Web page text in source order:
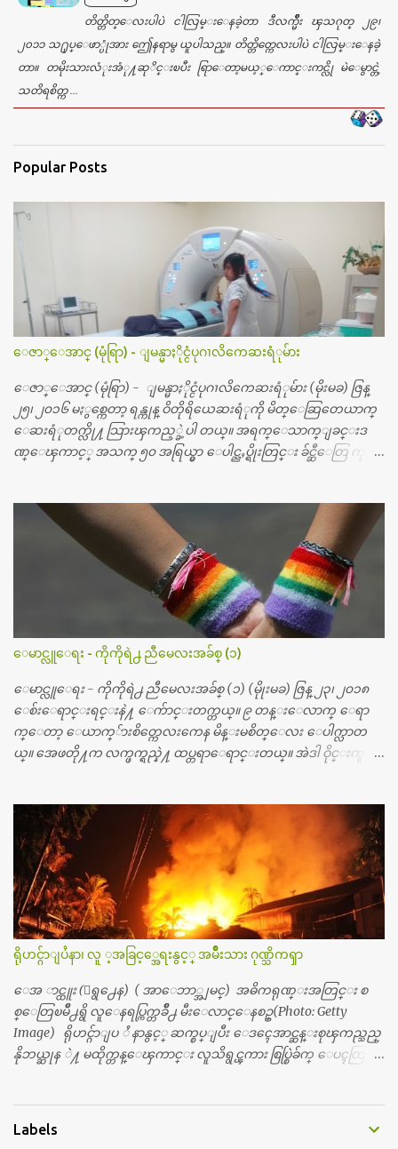
တိတ္တိတ္ေလးပါပဲ ငါလြမ္းေနခဲ့တာ ဒီလက္မ်ဳိး ၾသဂုတ္ ၂၉၊
၂၀၁၁ သ႐ုပ္ေဖာ္ပုံအား ဤေနရာမွ ယူပါသည္။ တိတ္တိတ္ကေလးပါပဲ ငါလြမ္းေနခဲ့
တာ။ တမိုးသားလံုးအံု႔ဆုိင္းၿပီး ရြာေတာ့မယ့္ေကာင္းကင္လို မဲေမွာင္တဲ့
သတိရစိတ္က ...
Popular Posts
ေဇာ္ေအာင္ (မုံရြာ) - ျမန္မာႏိုင္ငံပုဂၢလိကေဆးရံုမ်ား
ေဇာ္ေအာင္ (မုံရြာ) - ျမန္မာႏိုင္ငံပုဂၢလိကေဆးရံုမ်ား (မိုးမခ) ဇြန္
၂၅၊ ၂၀၁၆ မႏွစ္ကေတာ့ ရန္ကုန္ ဝိတိုရိယေဆးရံုကို မိတ္ေဆြတေယာက္
ေဆးရံုတက္လို႔ သြားၾကည့္ခဲ့ပါ တယ္။ အရက္ေသာက္ျခင္းဒ
ဏ္ေၾကာင့္ အသက္ ၅၀ အရြယ္မွာ ေပါင္ညႇပ္ရိုးတြင္း ခ်င္ဆီေတြ ကုန္ခ
စၿပီး၊ အာရွေတာ္ဝင္ခြဲစိတ္ခန္းကို ငွားရမ္းခြဲစိတ္ အရိုးအစားထိုးကုပါတ
ယ္။ ေဆးစစ္၊ေဆးဝယ္၊ ခြဲစိတ္ကု၊ အရိုးအစားထိုးပစၥည္း စတဲ့စရိ
တ္ေတြနဲ႔ေဆးရံုမွာ ၂ ပတ္ေနထိုင္စရိတ္ သိန္း ၇၀ ေလာက္ ကုန္သြား
ပါတယ္။ သူငယ္ခ်င္းျဖစ္သူကို လာေတြ႔ရင္း ဟိုတယ္လို သန္႔ရွင္းသ
ပ္ရပ္တဲ့ ဝိတိုရိယေဆးရံုမွာ စီတီစကင္ နဲ႔ အမ္အာအိုင္1 စက္ခန္းကိုေ
တြ႔လို႔ေမးၾကည့္ေတာ့ တခါစမ္းရင္ က်ပ္တသိန္းေက်ာ္ က်သင့္
တယ္သိရပါတယ္။ တခါတေလ ကိုယ္လက္ေျခ၊ ဦးေႏွာက္ေတြ အေသး
စိတ္ၾကည့္လိုရင္ ဒီစက္ၾကီးေတြနဲ႔ စမ္းသပ္ရပါတယ္။ ခႏၱာကိုယ္အစိတ္ပို
င္း ကလီစာေတြကိုၾကည့္ရႈတဲ့ အာလထရာေဆာင္း2 စက္ေတြ
ကေတာ့ ေစ်းသိပ္မႀကီးလို႔ ျမန္မာျပည္ေဆးရံုတိုင္းရွိပါတယ္။
တစ္ခါစမ္းရင္ က်ပ္တစ္ေသာင္းေလာက္ က်သင့္ပါတယ္။ စာေရးသူ လြ
န္ခဲ့တဲ့ (၂)...
ေမာင္လူေရး - ကိုကိုရဲ႕ ညီမေလးအခ်စ္ (၁)
ေမာင္လူေရး - ကိုကိုရဲ႕ ညီမေလးအခ်စ္ (၁) (မိုုးမခ) ဇြန္ ၂၃၊ ၂၀၁၈
ေစ်းေရာင္းရင္းနဲ႔ ေက်ာင္းတက္တယ္။ ၉ တန္းေလာက္ ေရာ
က္ေတာ့ ေယာက္်ားစိတ္ကေလးကေန မိန္းမစိတ္ေလး ေပါက္လာတ
ယ္။ အေဖတို႔က လက္ဖက္ရည္နဲ႔ ထပ္တရာေရာင္းတယ္။ အဲဒါ ဝိုင္းကူ
တယ္။ ပန္းပန္တယ္။ မိန္းကေလး အဝတ္အစားေတြကိုလည္း ခုိးဝတ္တ
ယ္။ မိန္းမစိတ္ရွိေတာ့ ရွိေပမယ့္ ကိုယ့္ကိုယ္ကို မိန္းမစိတ္ေပါက္မွန္း
သိတာက ၉ တန္း၊ ၁၀ တန္းေလာက္ကမွ။ ညီအစ္ကို ေမာင္နွမ အားလံုး ၆
ေယာက္ရွိတယ္။ အစ္ကို ၃ ေယာက္၊ အစ္မ ႏွစ္ေယာက္။ အစ္ကိုေတြက
လည္း သူ႔ အေပါင္းအသင္းနဲ႔ သူဆိုေတာ့ အမေတြနဲ႔ဘဲ ေပါ
င္းတယ္။ ျပီးေတာ့ အေဖကလည္း ေယာက္်ားဆုိ ေယာ
က္်ားေလးလုိဘဲ ေနေစခ်င္တယ္။ အေဖ့ကို ေၾကာက္လည္း ေၾကာ
က္ရတယ္။ ေယာက္်ားဘဝဆုိတာ ျမင့္ျမတ္တယ္ေပါ့။ ေယာ
က္်ားေလး စိတ္လည္း ရွိေအာင္ ဘာသာေရးလည္း လုိက္စားေအာင္
တန္ခူးလဆုိ တစ္လလံုး ကိုရင္ ဝတ္ခုိင္းတယ္။ ေက်ာင္းမွာဆုိရင္ ေ
ယာက္်ားေလးေတြက ကိုယ့္ကို ဘာပဲျဖစ္ျဖစ္ မၾကားတၾကား စ
ရင္စတယ္။ အေျခာက္ ဘာညာေပါ့၊ အာ့့လုိေလးေတြ စတာေပါ့။
ရိုဟင္ဂ်ာျပႆနာ၊ လူ ့အခြင့္အေရးနွင့္ အမ်ိဳးသား ဂုဏ္သိကၡာ
ေအ ာင္ထူး (ေရွ႕ေန) ( အာေဘာ္အျမင္) အဓိကရုဏ္းအတြင္း စ
စ္ေတြၿမိဳ႕ရွိ လူေနရပ္ကြက္တခ်ိဳ႕ မီးေလာင္ေနစဥ္(Photo: Getty
Image) ရိုဟင္ဂ်ာျပ ႆ နာနွင့္ ဆက္စပ္ျပီး ေဒၚေအာင္ဆန္းစုၾကည္သည္
နိုဘယ္ဆုန ဲ႔ မထိုက္တန္ေၾကာင္း လူသိရွင္ၾကား စြပ္စြဲခ်က္ ေပၚထြက္လာ
စ္ေနပံုမ်ား၊ ဘဂၤလားေဒ႕ရွ္ နိုင္ငံဘက္သုိ႕ ေလွျဖင့္ကူးေျပးရန္
Labels